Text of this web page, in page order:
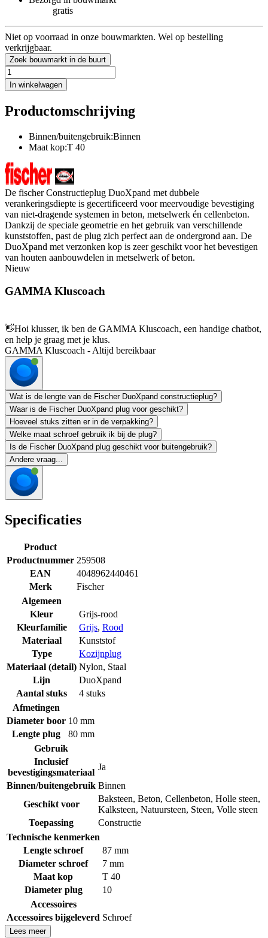
gratis
Niet op voorraad in onze bouwmarkten. Wel op bestelling
verkrijgbaar.
Zoek bouwmarkt in de buurt
In winkelwagen
Productomschrijving
Binnen/buitengebruik:Binnen
Maat kop:T 40
De fischer Constructieplug DuoXpand met dubbele
verankeringsdiepte is gecertificeerd voor meervoudige bevestiging
van niet-dragende systemen in beton, metselwerk én cellenbeton.
Dankzij de speciale geometrie en het gebruik van verschillende
kunststoffen, past de plug zich perfect aan de ondergrond aan. De
DuoXpand met verzonken kop is zeer geschikt voor het bevestigen
van houten aanbouwdelen in metselwerk of beton.
Nieuw
GAMMA Kluscoach
👋Hoi klusser, ik ben de GAMMA Kluscoach, een handige chatbot,
en help je graag met je klus.
GAMMA Kluscoach - Altijd bereikbaar
Wat is de lengte van de Fischer DuoXpand constructieplug?
Waar is de Fischer DuoXpand plug voor geschikt?
Hoeveel stuks zitten er in de verpakking?
Welke maat schroef gebruik ik bij de plug?
Is de Fischer DuoXpand plug geschikt voor buitengebruik?
Andere vraag...
Specificaties
Product
Productnummer 259508
EAN
4048962440461
Merk
Fischer
Algemeen
Kleur
Grijs-rood
Kleurfamilie
Grijs, Rood
Materiaal
Kunststof
Type
Kozijnplug
Materiaal (detail) Nylon, Staal
Lijn
DuoXpand
Aantal stuks
4 stuks
Afmetingen
Diameter boor 10 mm
Lengte plug
80 mm
Gebruik
Inclusief
bevestigingsmateriaal
Ja
Binnen/buitengebruik Binnen
Geschikt voor
Baksteen, Beton, Cellenbeton, Holle steen,
Kalksteen, Natuursteen, Steen, Volle steen
Toepassing
Constructie
Technische kenmerken
Lengte schroef
87 mm
Diameter schroef
7 mm
Maat kop
T 40
Diameter plug
10
Accessoires
Accessoires bijgeleverd Schroef
Lees meer